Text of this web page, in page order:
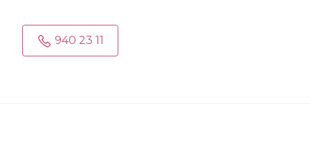
940 23 11